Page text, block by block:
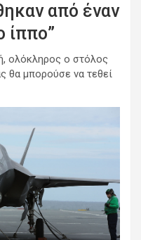
από έναν
ίππο”
ολόκληρος ο στόλος
θα μπορούσε να τεθεί